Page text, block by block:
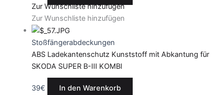
Zur Wunschliste hinzufügen
Zur Wunschliste hinzufügen
Stoßfängerabdeckungen
ABS Ladekantenschutz Kunststoff mit Abkantung für
SKODA SUPER B-III KOMBI
39€
In den Warenkorb